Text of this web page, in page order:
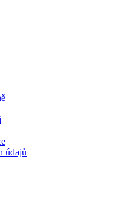
údajů